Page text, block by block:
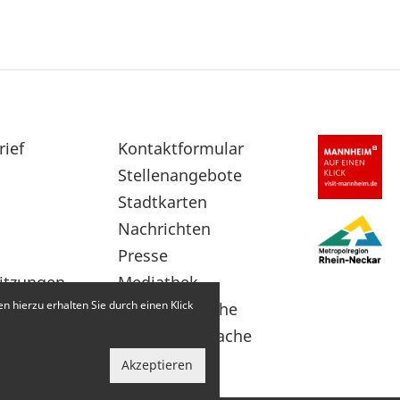
Sekundärnavigation
im
Fußbereich
Kontaktformular
Stellenangebote
Stadtkarten
Nachrichten
Presse
Mediathek
Leichte Sprache
Gebärdensprache
hierzu erhalten Sie durch einen Klick
Akzeptieren